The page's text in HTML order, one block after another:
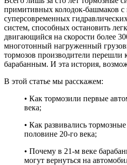
примитивных колодок-башмаков с
суперсовременных
систем, способных остановить
двигающийся на скорости более
многотонный нагруженный
тормозов производители
барабанным. И эта история,
В этой статье мы расскажем:
• Как тормозили первые
века;
• Как развивались
половине 20-го века;
• Почему в 21-м веке
могут вернуться на